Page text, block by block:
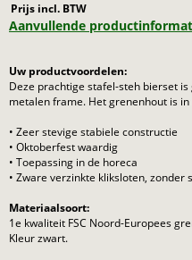
Prijs incl. BTW
Aanvullende
Uw productvoordelen:
Deze prachtige stafel-steh bierset
metalen frame. Het grenenhout is
• Zeer stevige stabiele constructie
• Oktoberfest waardig
• Toepassing in de horeca
• Zware verzinkte kliksloten, zonder
Materiaalsoort:
1e kwaliteit FSC Noord-Europees
Kleur zwart.